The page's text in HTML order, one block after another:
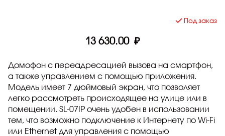
Под заказ
13 630.00 ₽
Домофон с переадресацией вызова на смартфон,
а также управлением с помощью приложения.
Модель имеет 7 дюймовый экран, что позволяет
легко рассмотреть происходящее на улице или в
помещении. SL-07IP очень удобен в использовании
тем, что возможно подключение к Интернету по Wi-Fi
или Ethernet для управления с помощью